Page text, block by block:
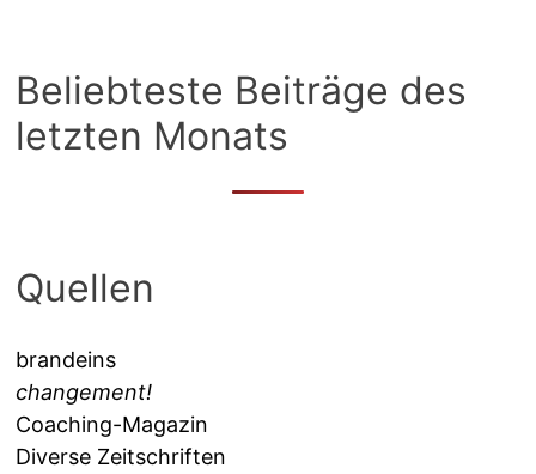
Beliebteste Beiträge des
letzten Monats
Quellen
brandeins
changement!
Coaching-Magazin
Diverse Zeitschriften